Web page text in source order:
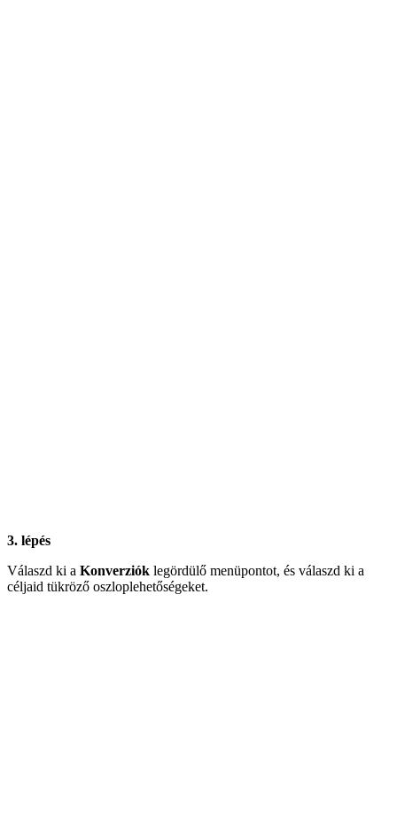
3. lépés
Válaszd ki a Konverziók legördülő menüpontot, és válaszd ki a
céljaid tükröző oszloplehetőségeket.